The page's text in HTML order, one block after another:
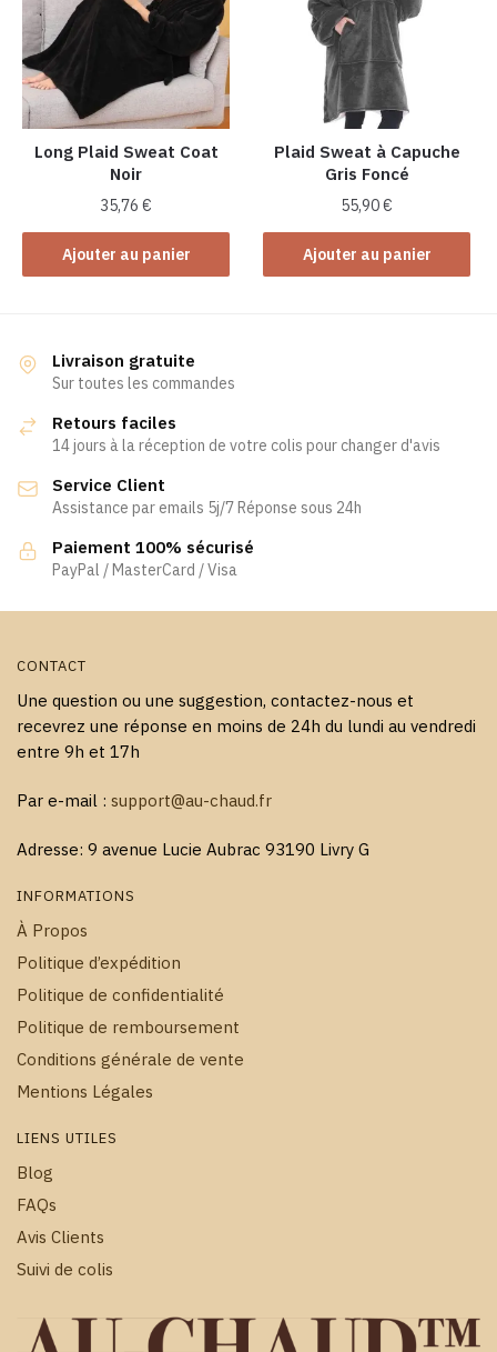
Long Plaid Sweat Coat
Noir
35,76€
Ajouter au panier
Plaid Sweat à Capuche
Gris Foncé
55,90€
Ajouter au panier
Livraison gratuite
Sur toutes les commandes
Retours faciles
14 jours à la réception de votre colis pour changer d'avis
Service Client
Assistance par emails 5j/7 Réponse sous 24h
Paiement 100% sécurisé
PayPal / MasterCard / Visa
CONTACT
Une question ou une suggestion, contactez-nous et
recevrez une réponse en moins de 24h du lundi au vendredi
entre 9h et 17h
Par e-mail : support@au-chaud.fr
Adresse: 9 avenue Lucie Aubrac 93190 Livry G
INFORMATIONS
À Propos
Politique d’expédition
Politique de confidentialité
Politique de remboursement
Conditions générale de vente
Mentions Légales
LIENS UTILES
Blog
FAQs
Avis Clients
Suivi de colis